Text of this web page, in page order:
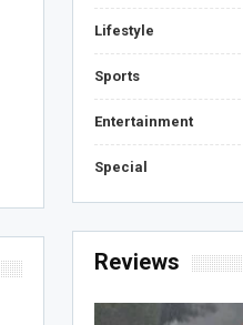
Lifestyle
Sports
Entertainment
Special
Reviews